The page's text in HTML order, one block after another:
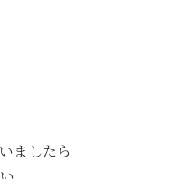
ましたら